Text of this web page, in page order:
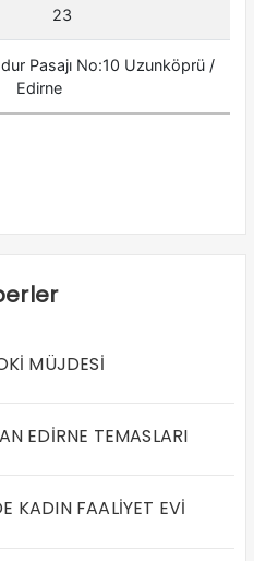
MÜJDESİ
EDİRNE TEMASLARI
KADIN FAALİYET EVİ